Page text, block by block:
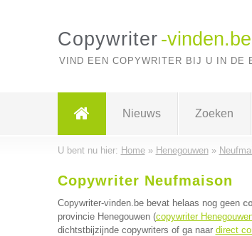
Copywriter -vinden.be
VIND EEN COPYWRITER BIJ U IN DE
Nieuws Zoeken
U bent nu hier: Home» Henegouwen»
Copywriter Neufmaison
Copywriter-vinden.be bevat helaas nog geen
provincie Henegouwen (copywriter
dichtstbijzijnde copywriters of ga naar direct